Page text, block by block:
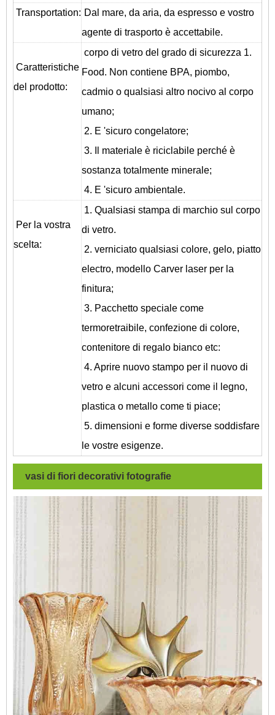
Transportation: Dal mare, da aria, da espresso e vostro
agente di trasporto è accettabile.
Caratteristiche
del prodotto:
corpo di vetro del grado di sicurezza 1.
Food. Non contiene BPA, piombo,
cadmio o qualsiasi altro nocivo al corpo
umano;
2. E 'sicuro congelatore;
3. Il materiale è riciclabile perché è
sostanza totalmente minerale;
4. E 'sicuro ambientale.
Per la vostra
scelta:
1. Qualsiasi stampa di marchio sul corpo
di vetro.
2. verniciato qualsiasi colore, gelo, piatto
electro, modello Carver laser per la
finitura;
3. Pacchetto speciale come
termoretraibile, confezione di colore,
contenitore di regalo bianco etc:
4. Aprire nuovo stampo per il nuovo di
vetro e alcuni accessori come il legno,
plastica o metallo come ti piace;
5. dimensioni e forme diverse soddisfare
le vostre esigenze.
vasi di fiori decorativi fotografie